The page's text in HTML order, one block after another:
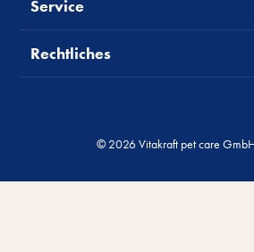
Service
Rechtliches
© 2026 Vitakraft pet care